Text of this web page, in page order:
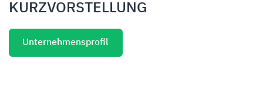
KURZVORSTELLUNG
Unternehmensprofil